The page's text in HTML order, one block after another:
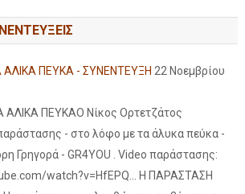
ΠΕΥΚΑ - ΣΥΝΕΝΤΕΥΞΗ 22 Νοεμβρίου
ΠΕΥΚΑΟ Νίκος Ορτετζάτος
- στο λόφο με τα άλυκα πεύκα -
Γρηγορά - GR4YOU . Video παράστασης:
watch?v=HfEPQ... Η ΠΑΡΑΣΤΑΣΗ